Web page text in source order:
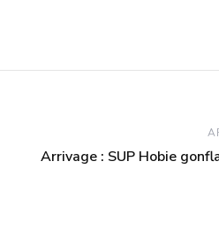
Arrivage : SUP Hobie